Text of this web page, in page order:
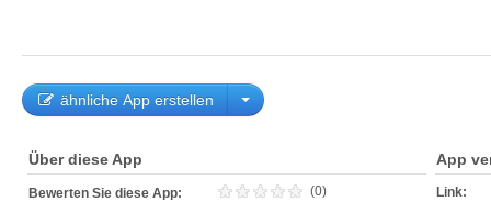
ähnliche App erstellen
Über diese App
Bewerten Sie diese App: (0)
App
Link: